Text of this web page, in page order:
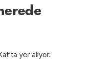
yer alıyor.